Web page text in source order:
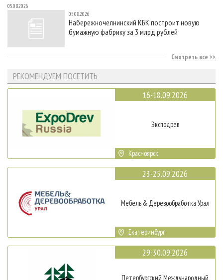
05.08.2026
05.08.2026
Набережночелнинский КБК построит новую
бумажную фабрику за 3 млрд рублей
Смотреть все
РЕКОМЕНДУЕМ ПОСЕТИТЬ
16-18.09.2026
Эксподрев
Красноярск
23-25.09.2026
Мебель & Деревообработка Урал
Екатеринбург
29-30.09.2026
Петербургский Международный